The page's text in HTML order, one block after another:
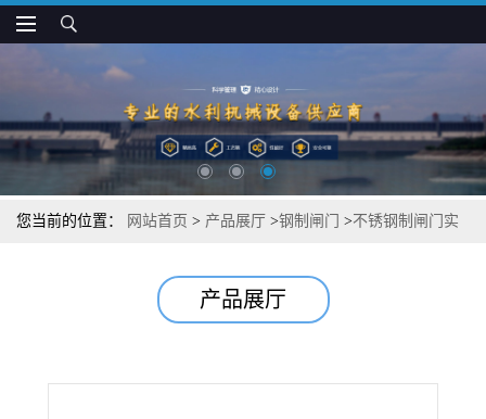
您当前的位置： 网站首页 > 产品展厅 >钢制闸门 >不锈钢制闸门实
产品展厅